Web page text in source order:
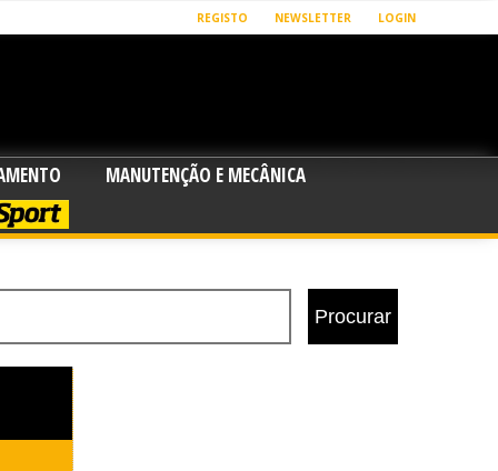
REGISTO NEWSLETTER LOGIN
MANUTENÇÃO E MECÂNICA
Procurar